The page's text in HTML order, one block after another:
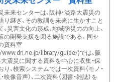
未来センターは、阪神・淡路大震災の
り継ぎ、その教訓を未来に生かすこと
、災害文化の形成、地域防災力の向上、
の開発支援を図る施設である。同セ
資料室
library/guide/)では、阪
大震災に関する資料を中心に収集・保
り、検索システムでは一次資料（モノ・
映像音声）、二次資料（図書・雑誌）を